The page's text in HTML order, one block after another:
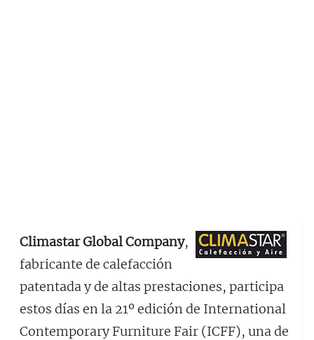
Climastar Global Company,
fabricante de calefacción
patentada y de altas prestaciones, participa
estos días en la 21º edición de International
Contemporary Furniture Fair (ICFF), una de